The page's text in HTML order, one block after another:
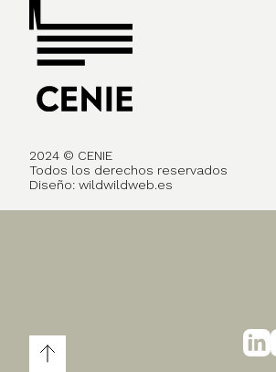
2024 © CENIE
Todos los derechos reservados
Diseño: wildwildweb.es